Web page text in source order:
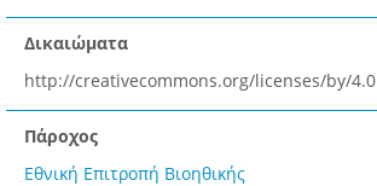
Δικαιώματα
http://creativecommons.org/licenses/by/4.0
Πάροχος
Εθνική Επιτροπή Βιοηθικής